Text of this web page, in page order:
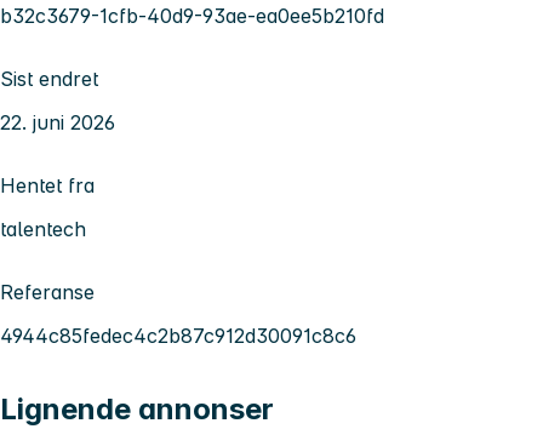
b32c3679-1cfb-40d9-93ae-ea0ee5b210fd
Sist endret
22. juni 2026
Hentet fra
talentech
Referanse
4944c85fedec4c2b87c912d30091c8c6
Lignende annonser